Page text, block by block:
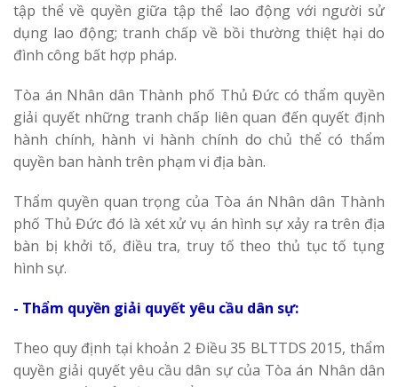
tập thể về quyền giữa tập thể lao động với người sử
dụng lao động; tranh chấp về bồi thường thiệt hại do
đình công bất hợp pháp.
Tòa án Nhân dân Thành phố Thủ Đức có thẩm quyền
giải quyết những tranh chấp liên quan đến quyết định
hành chính, hành vi hành chính do chủ thể có thẩm
quyền ban hành trên phạm vi địa bàn.
Thẩm quyền quan trọng của Tòa án Nhân dân Thành
phố Thủ Đức đó là xét xử vụ án hình sự xảy ra trên địa
bàn bị khởi tố, điều tra, truy tố theo thủ tục tố tụng
hình sự.
- Thẩm quyền giải quyết yêu cầu dân sự:
Theo quy định tại khoản 2 Điều 35 BLTTDS 2015, thẩm
quyền giải quyết yêu cầu dân sự của Tòa án Nhân dân